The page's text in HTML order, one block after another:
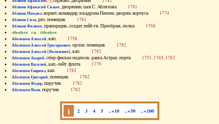
Аблязов Афанасий Силыч, дворянин, сын С. Аблязова 1781
Аблязов Михаил, корнет, командир эскадрона Пензен. дворян. корпуса 1774
Аблязов Сила, ряз. помещик 1781
Аблязов Филипп, прапорщик, солдат лейб-гв. Преображ. полка 1768
Аболдуев см. Оболдуев
Аболешев Алексей, кап. 1758
Аболешев Алексей Григорьевич, орлов. помещик 1782
Аболешев Алексей [Яковлевич], кап. 1782
Аболешев Андрей, обер-фискал подполк. ранга Астрах. порта 1751, 1765, 1782
Аболешев Василий, кап.-лейт. флота 1779
Аболешев Гавриил, кап. 1782
Аболешев Григорий, помещик 1782
Аболешев Федор, поручик 1782
Аболешев Яков, поручик 1782
1 2 3 4 5 ..+10 ..+50 ..+100